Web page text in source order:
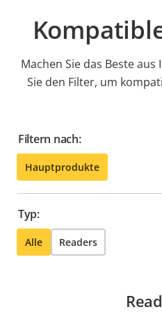
Machen Sie das Beste
Sie den Filter, um
Filtern nach:
Hauptprodukte
Typ:
Alle Readers